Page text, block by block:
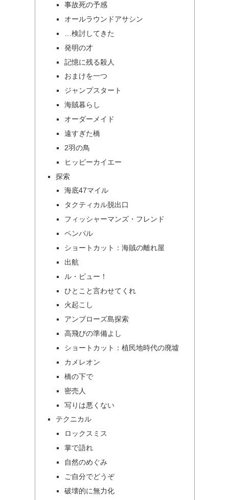
事故死の予感
オールラウンドアサシン
…検討してきた
発明の才
記憶に残る殺人
おまけを一つ
ジャンプスタート
海賊暮らし
オーダーメイド
遠すぎた橋
2羽の鳥
ヒッピーカイエー
探索
海底47マイル
タクティカル脱出口
フィッシャーマンズ・フレンド
ペンパル
ショートカット：海賊の離れ屋
出航
ル・ピュー！
ひとこと言わせてくれ
火起こし
アンブローズ島探索
高飛びの準備よし
ショートカット：植民地時代の廃墟
カメレオン
橋の下で
密売人
写りは悪くない
テクニカル
ロックスミス
掌で語れ
自然のめぐみ
ご自分でどうぞ
破壊的に無力化